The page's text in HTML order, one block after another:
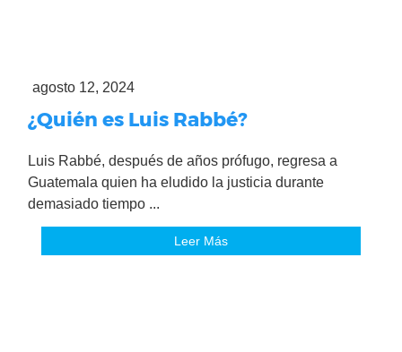
agosto 12, 2024
¿Quién es Luis Rabbé?
Luis Rabbé, después de años prófugo, regresa a
Guatemala quien ha eludido la justicia durante
demasiado tiempo ...
Leer Más